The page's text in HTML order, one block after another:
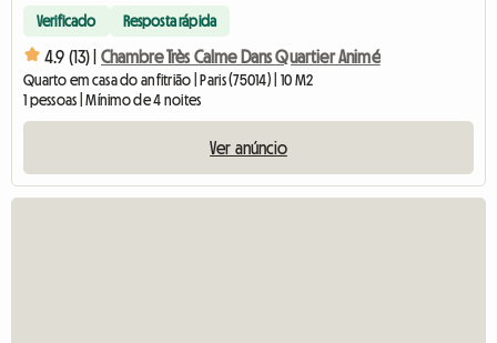
Verificado Resposta rápida
4.9 (13) | Chambre Très Calme Dans Quartier Animé
Quarto em casa do anfitrião | Paris (75014) | 10 M2
1 pessoas | Mínimo de 4 noites
Ver anúncio